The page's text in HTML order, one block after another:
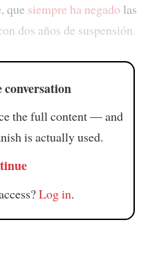
que siempre ha negado las
dos años de suspensión.
the full content — and
is actually used.
Log in.